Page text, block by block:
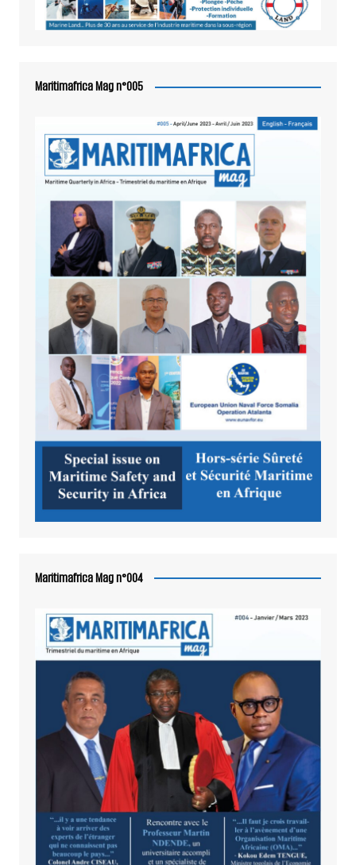
Maritimafrica Mag n°005
Maritimafrica Mag n°004